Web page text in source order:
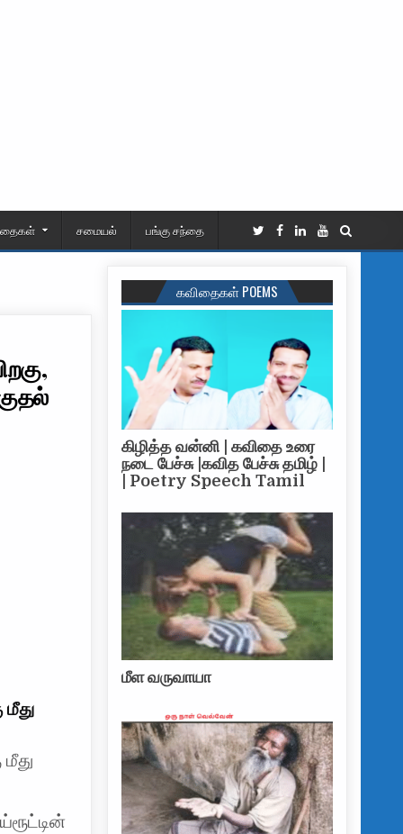
சமையல் பங்கு சந்தை
கவிதைகள் POEMS
கிழித்த வன்னி | கவிதை உரை
நடை பேச்சு |கவித பேச்சு தமிழ் |
| Poetry Speech Tamil
மீள வருவாயா